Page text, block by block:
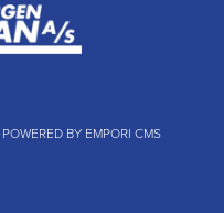
POWERED BY EMPORI CMS